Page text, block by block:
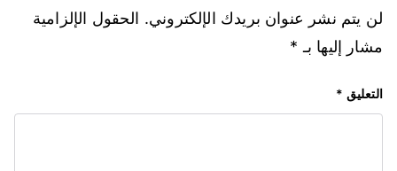
لن يتم نشر عنوان بريدك الإلكتروني. الحقول الإلزامية
مشار إليها بـ *
التعليق *